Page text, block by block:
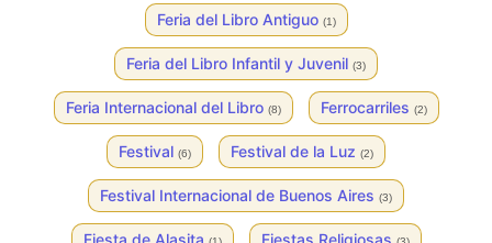
Feria del Libro Antiguo (1)
Feria del Libro Infantil y Juvenil (3)
Feria Internacional del Libro (8) Ferrocarriles (2)
Festival (6) Festival de la Luz (2)
Festival Internacional de Buenos Aires (3)
Fiesta de Alasita Fiestas Religiosas